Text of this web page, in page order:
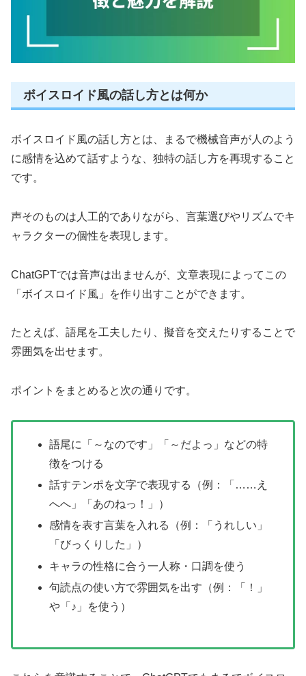
ボイスロイド風の話し方とは何か
ボイスロイド風の話し方とは、まるで機械音声が人のよう
に感情を込めて話すような、独特の話し方を再現すること
です。
声そのものは人工的でありながら、言葉選びやリズムでキ
ャラクターの個性を表現します。
ChatGPTでは音声は出ませんが、文章表現によってこの
「ボイスロイド風」を作り出すことができます。
たとえば、語尾を工夫したり、擬音を交えたりすることで
雰囲気を出せます。
ポイントをまとめると次の通りです。
語尾に「～なのです」「～だよっ」などの特
徴をつける
話すテンポを文字で表現する（例：「……え
へへ」「あのねっ！」）
感情を表す言葉を入れる（例：「うれしい」
「びっくりした」）
キャラの性格に合う一人称・口調を使う
句読点の使い方で雰囲気を出す（例：「！」
や「♪」を使う）